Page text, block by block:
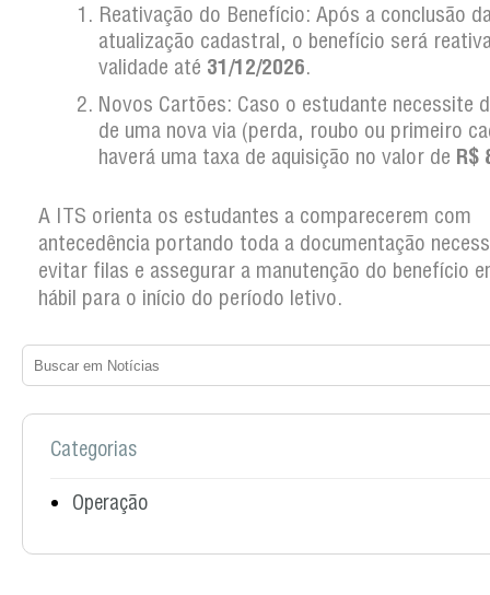
Reativação do Benefício: Após a conclusão
atualização cadastral, o benefício será
validade até 31/12/2026.
Novos Cartões: Caso o estudante necessite
de uma nova via (perda, roubo ou primeiro
haverá uma taxa de aquisição no valor de R$
A ITS orienta os estudantes a comparecerem com
antecedência portando toda a documentação
evitar filas e assegurar a manutenção do benefício
hábil para o início do período letivo.
Categorias
Operação